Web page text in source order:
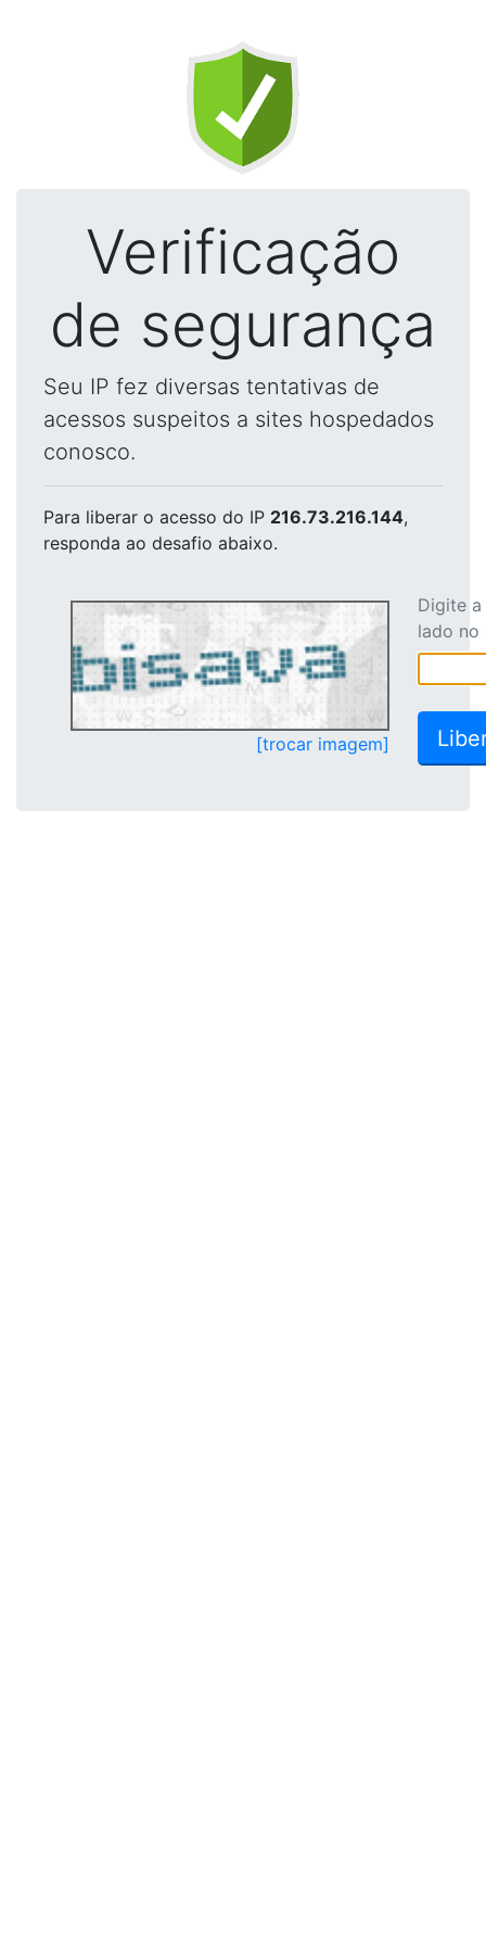
Verificação
de segurança
Seu IP fez diversas tentativas de
acessos suspeitos a sites hospedados
conosco.
Para liberar o acesso do IP 216.73.216.144,
responda ao desafio abaixo.
[trocar imagem]
Digite
lado no